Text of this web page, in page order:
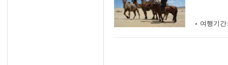
여행기간: